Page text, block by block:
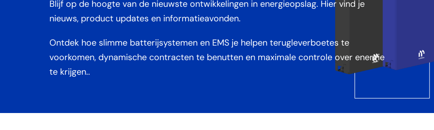
Blijf op de hoogte van de nieuwste ontwikkelingen in energieopslag. Hier vind je
nieuws, product updates en informatieavonden.
Ontdek hoe slimme batterijsystemen en EMS je helpen terugleverboetes te
voorkomen, dynamische contracten te benutten en maximale controle over energie
te krijgen..